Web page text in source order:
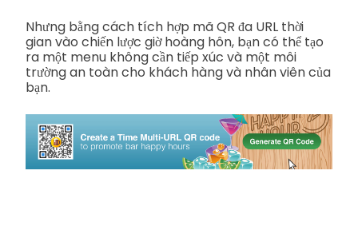
Nhưng bằng cách tích hợp mã QR đa URL thời
gian vào chiến lược giờ hoàng hôn, bạn có thể tạo
ra một menu không cần tiếp xúc và một môi
trường an toàn cho khách hàng và nhân viên của
bạn.